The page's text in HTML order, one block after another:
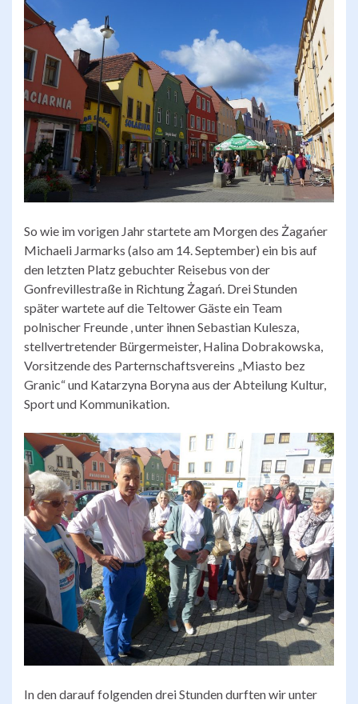
So wie im vorigen Jahr startete am Morgen des Żagańer
Michaeli Jarmarks (also am 14. September) ein bis auf
den letzten Platz gebuchter Reisebus von der
Gonfrevillestraße in Richtung Żagań. Drei Stunden
später wartete auf die Teltower Gäste ein Team
polnischer Freunde , unter ihnen Sebastian Kulesza,
stellvertretender Bürgermeister, Halina Dobrakowska,
Vorsitzende des Parternschaftsvereins „Miasto bez
Granic“ und Katarzyna Boryna aus der Abteilung Kultur,
Sport und Kommunikation.
In den darauf folgenden drei Stunden durften wir unter